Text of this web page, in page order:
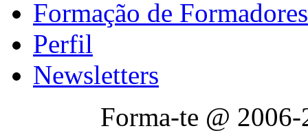
Formação de Formadores
Perfil
Newsletters
Forma-te @